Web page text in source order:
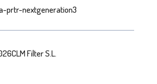
Filter S.L.